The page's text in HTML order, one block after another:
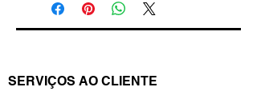
SERVIÇOS AO CLIENTE